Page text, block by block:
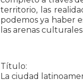
territorio, las
podemos ya haber
las arenas
Título:
La ciudad